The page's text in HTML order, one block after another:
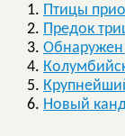
Птицы
Предок
Новый